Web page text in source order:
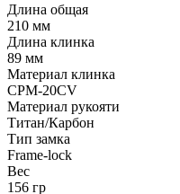
Длина общая
210 мм
Длина клинка
89 мм
Материал клинка
CPM-20CV
Материал рукояти
Титан/Карбон
Тип замка
Frame-lock
Вес
156 гр